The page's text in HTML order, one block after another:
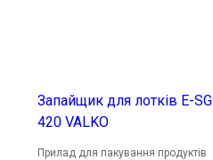
Запайщик для лотків E-SG
420 VALKO
Прилад для пакування продуктів